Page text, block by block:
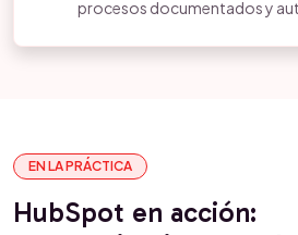
procesos documentados y
EN LA PRÁCTICA
HubSpot en acción: